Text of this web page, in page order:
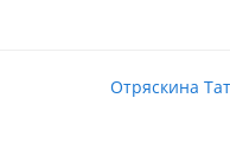
Отряскина